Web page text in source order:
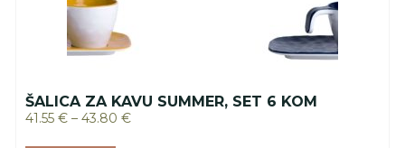
ŠALICA ZA KAVU SUMMER, SET 6 KOM
41.55 € – 43.80 €